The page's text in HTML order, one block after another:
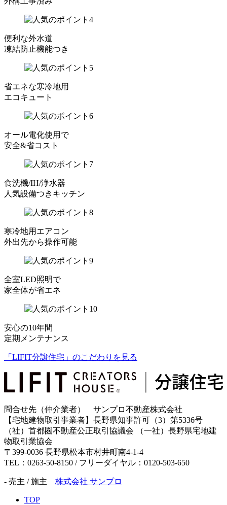
便利な外水道
凍結防止機能つき
省エネな寒冷地用
エコキュート
オール電化使用で
安全&省コスト
食洗機/IH/浄水器
人気設備つきキッチン
寒冷地用エアコン
外出先から操作可能
全室LED照明で
家全体が省エネ
安心の10年間
定期メンテナンス
「LIFIT分譲住宅」のこだわりを見る
問合せ先（仲介業者） サンプロ不動産株式会社
【宅地建物取引事業者】長野県知事許可（3）第5336号
（社）首都圏不動産公正取引協議会 （一社）長野県宅地建
物取引業協会
〒399-0036 長野県松本市村井町南4-1-4
TEL：0263-50-8150 / フリーダイヤル：0120-503-650
- 売主 / 施主 株式会社 サンプロ
TOP